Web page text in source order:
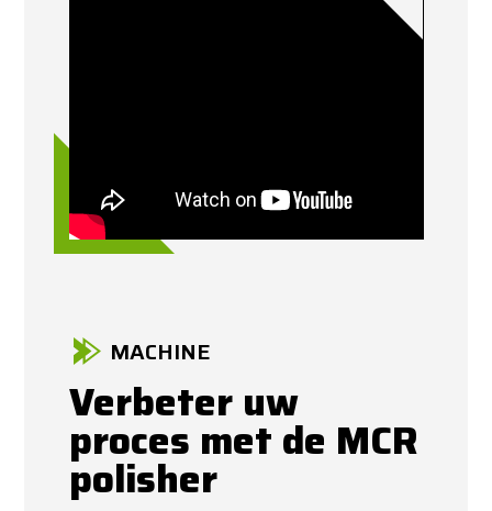
MACHINE
Verbeter uw
proces met de MCR
polisher